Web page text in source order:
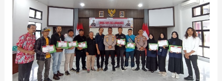
Serahkan
Penghargaan
Lomba
Jurnalistik
HUT
Kemerdekaan